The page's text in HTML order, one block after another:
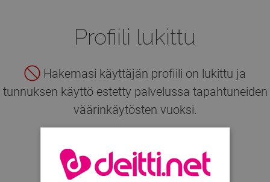
Profiili lukittu
Hakemasi käyttäjän profiili on lukittu ja
tunnuksen käyttö estetty palvelussa tapahtuneiden
väärinkäytösten vuoksi.
Hae muita käyttäjiä